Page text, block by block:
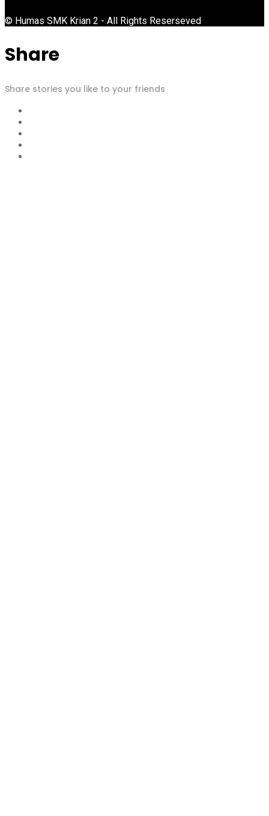
© Humas SMK Krian 2 - All Rights Reserseved
Share
Share stories you like to your friends